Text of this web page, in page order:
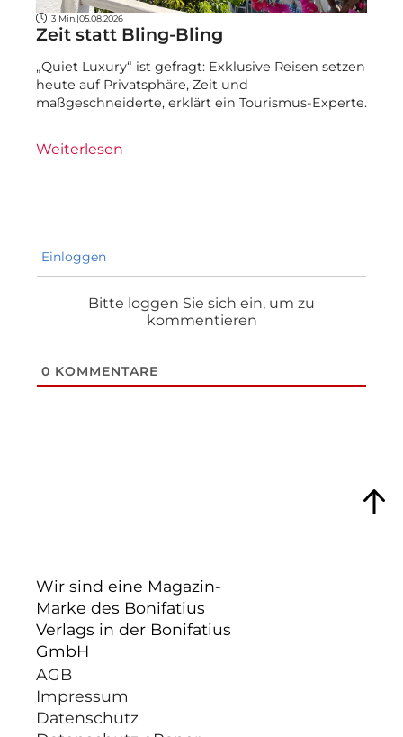
3 Min. |05.08.2026
Zeit statt Bling-Bling
„Quiet Luxury“ ist gefragt: Exklusive Reisen setzen
heute auf Privatsphäre, Zeit und
maßgeschneiderte, erklärt ein Tourismus-Experte.
Weiterlesen
Einloggen
Bitte loggen Sie sich ein, um zu
kommentieren
0 KOMMENTARE
Wir sind eine Magazin-
Marke des Bonifatius
Verlags in der Bonifatius
GmbH
AGB
Impressum
Datenschutz